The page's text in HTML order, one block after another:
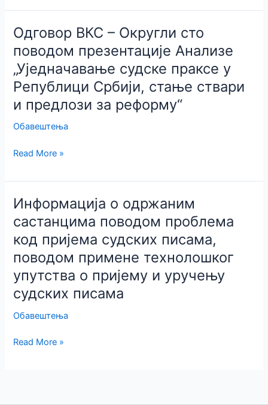
поводом
презентације
Анализе
„Уједначавање
судске
праксе
Републици
Србији,
ствари
предлози
за
реформу“
Одговор ВКС – Округли сто
поводом презентације Анализе
„Уједначавање судске праксе у
Републици Србији, стање ствари
и предлози за реформу“
Обавештења
Одговор
–
Округли
сто
поводом
презентације
Анализе
„Уједначавање
судске
праксе
у
Србији,
Read More »
Информација о одржаним
састанцима поводом проблема
код пријема судских писама,
поводом примене технолошког
упутства о пријему и уручењу
судских писама
Обавештења
Информација
Read More »